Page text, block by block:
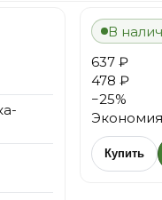
В
637 ₽
478 ₽
−25%
Экономия
Купить